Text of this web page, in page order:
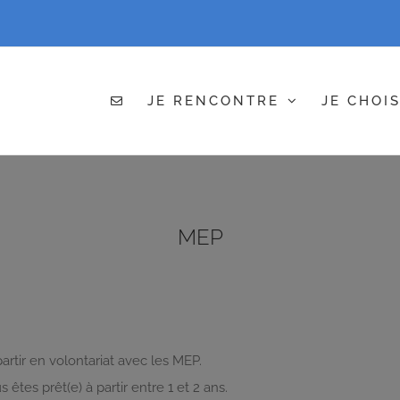
JE RENCONTRE JE
MEP
en volontariat avec les MEP.
êtes prêt(e) à partir entre 1 et 2 ans.